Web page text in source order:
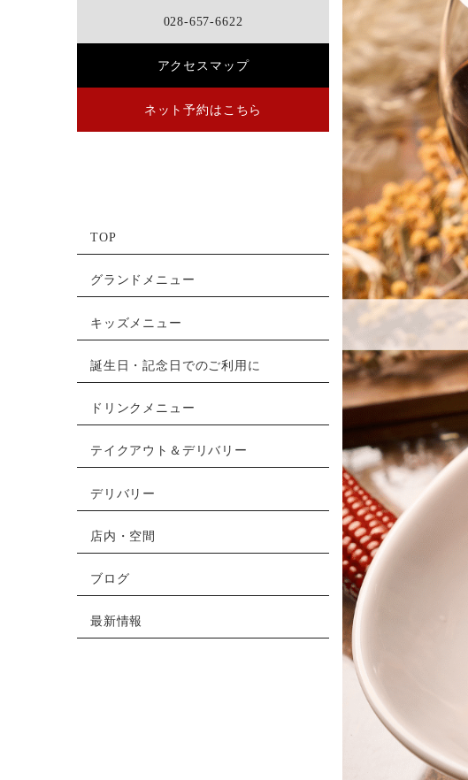
028-657-6622
アクセスマップ
ネット予約はこちら
TOP
グランドメニュー
キッズメニュー
誕生日・記念日でのご利用に
ドリンクメニュー
テイクアウト＆デリバリー
デリバリー
店内・空間
ブログ
最新情報